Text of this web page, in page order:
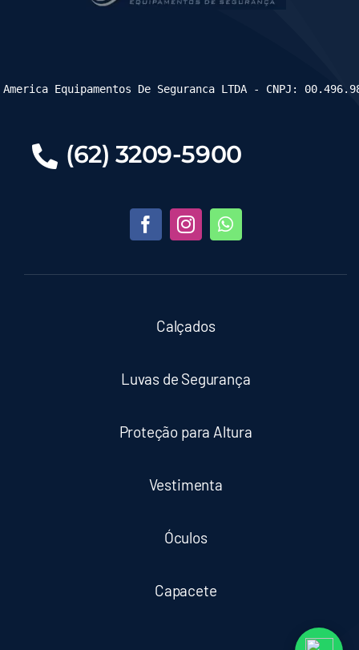
(62) 3209-5900
Calçados
Luvas de Segurança
Proteção para Altura
Vestimenta
Óculos
Capacete
Equipamentos De Seguranca LTDA - CNPJ: